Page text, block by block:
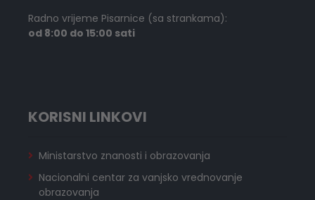
Radno vrijeme Pisarnice (sa strankama):
od 8:00 do 15:00 sati
KORISNI LINKOVI
Ministarstvo znanosti i obrazovanja
Nacionalni centar za vanjsko vrednovanje
obrazovanja